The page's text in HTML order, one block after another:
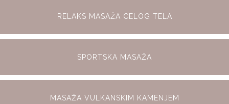
RELAKS MASAŽA CELOG TELA
SPORTSKA MASAŽA
MASAŽA VULKANSKIM KAMENJEM